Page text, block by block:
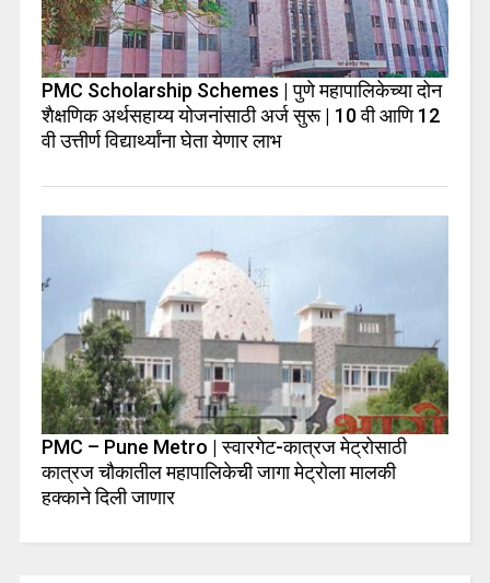
PMC Scholarship Schemes | पुणे महापालिकेच्या दोन
शैक्षणिक अर्थसहाय्य योजनांसाठी अर्ज सुरू | 10 वी आणि 12
वी उत्तीर्ण विद्यार्थ्यांना घेता येणार लाभ
PMC – Pune Metro | स्वारगेट-कात्रज मेट्रोसाठी
कात्रज चौकातील महापालिकेची जागा मेट्रोला मालकी
हक्काने दिली जाणार